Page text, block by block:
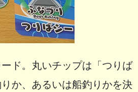
ド。丸いチップは「つりば
か、あるいは船釣りかを決